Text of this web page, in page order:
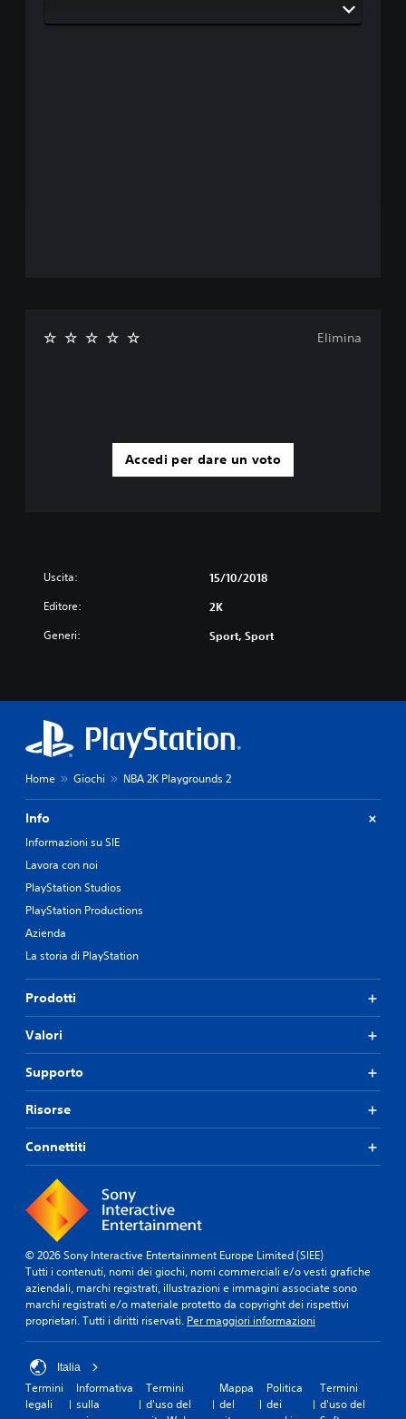
Accedi per dare un voto
Elimina
Uscita: 15/10/2018
Editore: 2K
Generi: Sport, Sport
Home Giochi NBA 2K Playgrounds 2
Info
Informazioni su SIE
Lavora con noi
PlayStation Studios
PlayStation Productions
Azienda
La storia di PlayStation
Prodotti
Valori
Supporto
Risorse
Connettiti
© 2026 Sony Interactive Entertainment Europe Limited (SIEE)
Tutti i contenuti, nomi dei giochi, nomi commerciali e/o vesti grafiche
aziendali, marchi registrati, illustrazioni e immagini associate sono
marchi registrati e/o materiale protetto da copyright dei rispettivi
proprietari. Tutti i diritti riservati. Per maggiori informazioni
Italia
Termini
legali
Informativa
sulla
Termini
d'uso del
Mappa
del
Politica
dei
Termini
d'uso del